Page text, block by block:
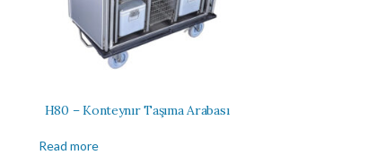
H80 – Konteynır Taşıma Arabası
Read more